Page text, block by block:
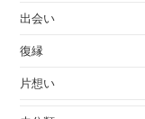
出会い
復縁
片想い